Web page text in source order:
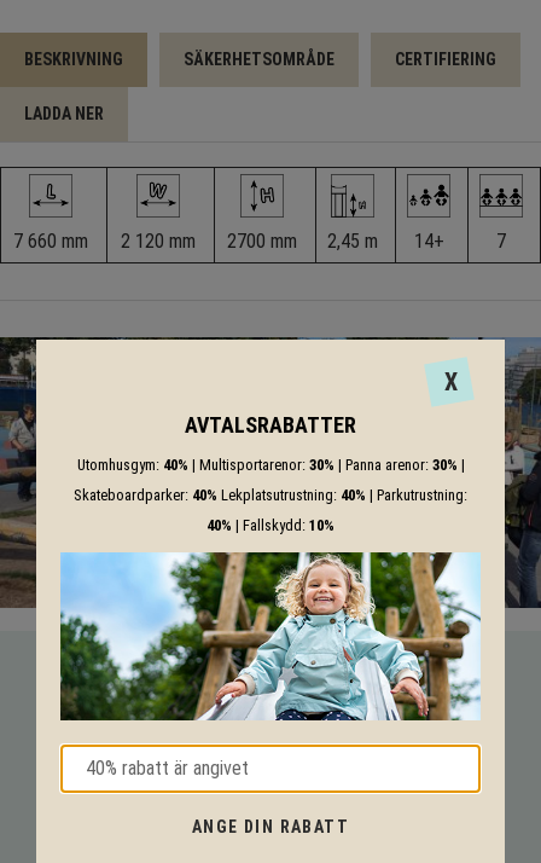
BESKRIVNING SÄKERHETSOMRÅDE CERTIFIERING
LADDA NER
7 660 mm 2 120 mm 2700 mm 2,45 m 14+ 7
VI HJÄLPER DIG HELA VÄGEN!
Med vår mångåriga kunskap från produkter till säkerhet och
tekniska lösningar så hjälper vi dig igenom hela projektet.
X
AVTALSRABATTER
Utomhusgym: 40% | Multisportarenor: 30% | Panna arenor: 30% |
Skateboardparker: 40% Lekplatsutrustning: 40% | Parkutrustning:
40% | Fallskydd: 10%
ANGE DIN RABATT